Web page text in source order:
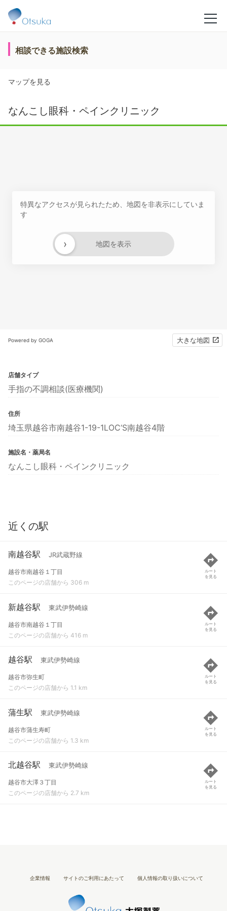
相談できる施設検索
マップを見る
なんこし眼科・ペインクリニック
特異なアクセスが見られたため、地図を非表示にしていま
す
地図を表示
›
Powered by GOGA 大きな地図
店舗タイプ
手指の不調相談(医療機関)
住所
埼玉県越谷市南越谷1-19-1LOC‘S南越谷4階
施設名・薬局名
なんこし眼科・ペインクリニック
近くの駅
南越谷駅 JR武蔵野線
越谷市南越谷１丁目
このページの店舗から 306 m
ルート
を見る
新越谷駅 東武伊勢崎線
越谷市南越谷１丁目
このページの店舗から 416 m
ルート
を見る
越谷駅 東武伊勢崎線
越谷市弥生町
このページの店舗から 1.1 km
ルート
を見る
蒲生駅 東武伊勢崎線
越谷市蒲生寿町
このページの店舗から 1.3 km
ルート
を見る
北越谷駅 東武伊勢崎線
越谷市大澤３丁目
このページの店舗から 2.7 km
ルート
を見る
企業情報 サイトのご利用にあたって 個人情報の取り扱いについて